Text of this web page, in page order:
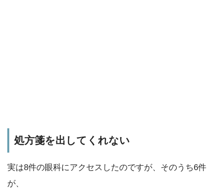
処方箋を出してくれない
実は8件の眼科にアクセスしたのですが、そのうち6件
が、